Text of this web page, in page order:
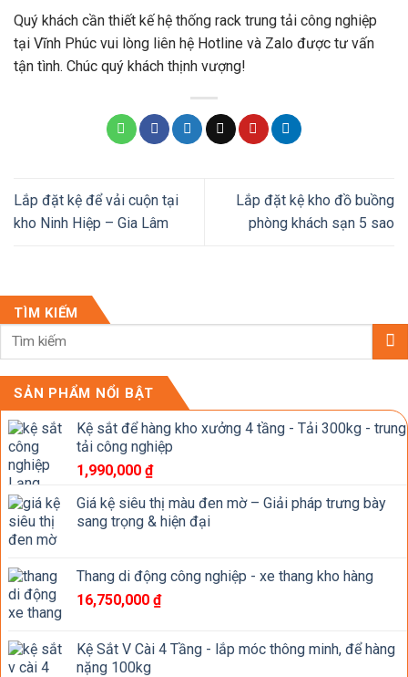
Quý khách cần thiết kế hệ thống rack trung tải công nghiệp
tại Vĩnh Phúc vui lòng liên hệ Hotline và Zalo được tư vấn
tận tình. Chúc quý khách thịnh vượng!
Lắp đặt kệ để vải cuộn tại
kho Ninh Hiệp – Gia Lâm
Lắp đặt kệ kho đồ buồng
phòng khách sạn 5 sao
TÌM KIẾM
SẢN PHẨM NỔI BẬT
Kệ sắt để hàng kho xưởng 4 tầng - Tải 300kg - trung
tải công nghiệp
1,990,000 ₫
Giá kệ siêu thị màu đen mờ – Giải pháp trưng bày
sang trọng & hiện đại
Thang di động công nghiệp - xe thang kho hàng
16,750,000 ₫
Kệ Sắt V Cài 4 Tầng - lắp móc thông minh, để hàng
nặng 100kg